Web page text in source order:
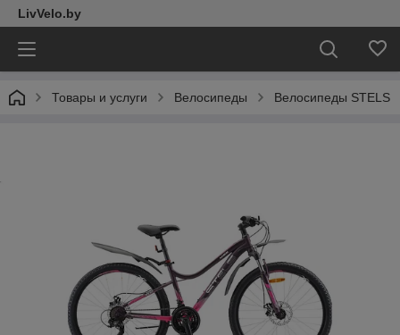
LivVelo.by
Товары и услуги Велосипеды Велосипеды STELS